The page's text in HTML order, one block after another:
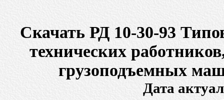
Скачать РД 10-30-93
технических
грузоподъемных
Дата